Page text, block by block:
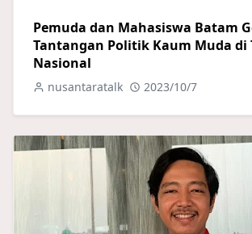
Pemuda dan Mahasiswa Batam
Tantangan Politik Kaum Muda di
Nasional
nusantaratalk 2023/10/7